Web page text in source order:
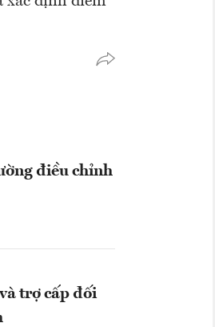
điều chỉnh
trợ cấp đối